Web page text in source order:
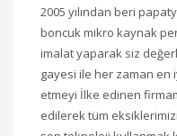
2005 yılından beri
boncuk mikro kaynak
imalat yaparak siz
gayesi ile her zaman en
etmeyi İlke edinen
edilerek tüm